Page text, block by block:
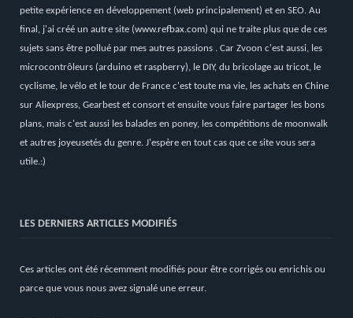
petite expérience en développement (web principalement) et en SEO. Au
final, j'ai créé un autre site (www.refbax.com) qui ne traite plus que de ces
sujets sans être pollué par mes autres passions . Car Zvoon c'est aussi, les
microcontrôleurs (arduino et raspberry), le DIY, du bricolage au tricot, le
cyclisme, le vélo et le tour de France c'est toute ma vie, les achats en Chine
sur Aliexpress, Gearbest et consort et ensuite vous faire partager les bons
plans, mais c'est aussi les balades en poney, les compétitions de moonwalk
et autres joyeusetés du genre. J'espère en tout cas que ce site vous sera
utile.:)
LES DERNIERS ARTICLES MODIFIÉS
Ces articles ont été récemment modifiés pour être corrigés ou enrichis ou
parce que vous nous avez signalé une erreur.